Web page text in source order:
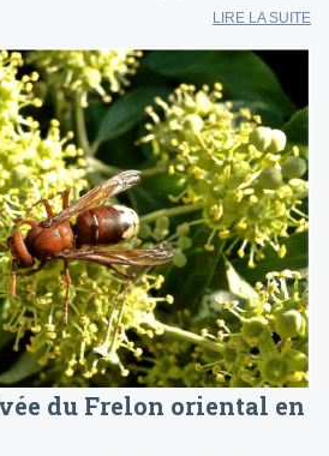
LIRE LA SUITE
du Frelon oriental en